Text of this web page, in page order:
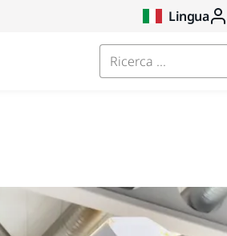
Lingua
Ricerca ...